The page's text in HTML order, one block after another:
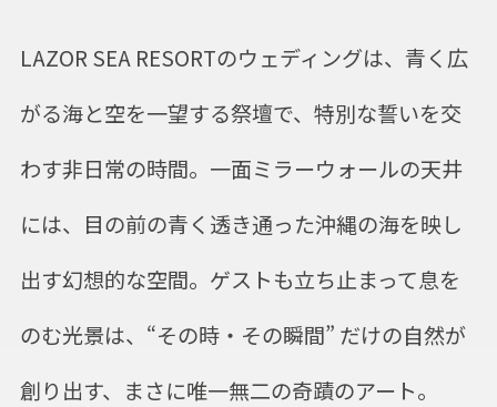
LAZOR SEA RESORTのウェディングは、青く広
がる海と空を一望する祭壇で、特別な誓いを交
わす非日常の時間。一面ミラーウォールの天井
には、目の前の青く透き通った沖縄の海を映し
出す幻想的な空間。ゲストも立ち止まって息を
のむ光景は、“その時・その瞬間” だけの自然が
創り出す、まさに唯一無二の奇蹟のアート。